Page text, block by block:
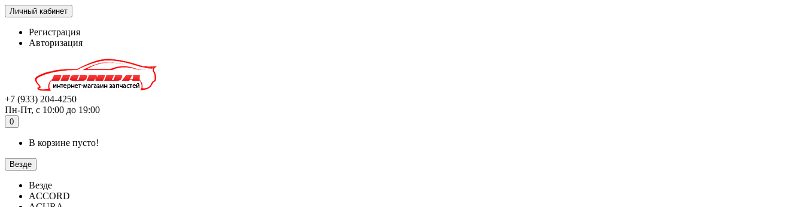
Личный кабинет
Регистрация
Авторизация
+7 (933) 204-4250
Пн-Пт, с 10:00 до 19:00
0
В корзине пусто!
Везде
Везде
ACCORD